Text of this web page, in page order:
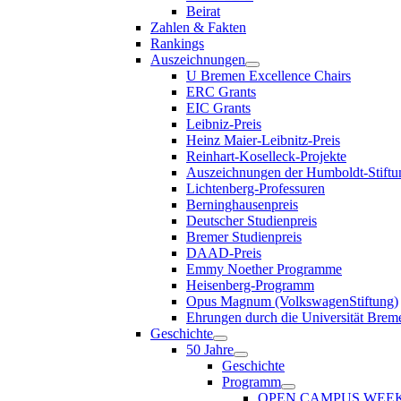
Beirat
Zahlen & Fakten
Rankings
Auszeichnungen
U Bremen Excellence Chairs
ERC Grants
EIC Grants
Leibniz-Preis
Heinz Maier-Leibnitz-Preis
Reinhart-Koselleck-Projekte
Auszeichnungen der Humboldt-
Lichtenberg-Professuren
Berninghausenpreis
Deutscher Studienpreis
Bremer Studienpreis
DAAD-Preis
Emmy Noether Programme
Heisenberg-Programm
Opus Magnum (VolkswagenStiftung)
Ehrungen durch die Universität
Geschichte
50 Jahre
Geschichte
Programm
OPEN CAMPUS